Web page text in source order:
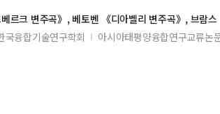
르크 변주곡》, 베토벤 《디아벨리 변주곡》, 브람스
국융합기술연구학회 아시아태평양융합연구교류논